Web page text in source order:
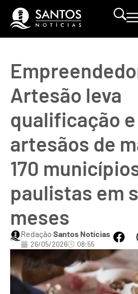
Artesão leva
qualificação
artesãos de
170
paulistas em
meses
Redação Santos Notícias
26/05/2026 08:55